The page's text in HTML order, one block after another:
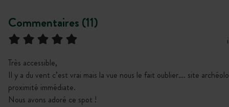
Commentaires (11)
Très accessible,
Il y a du vent c’est vrai mais la vue nous le fait oublier…. site
proximité immédiate.
Nous avons adoré ce spot !